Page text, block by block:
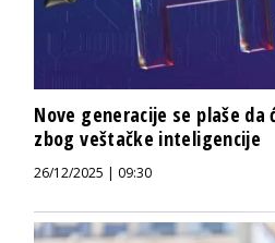
Nove generacije se plaše
zbog veštačke inteligencije
26/12/2025 | 09:30